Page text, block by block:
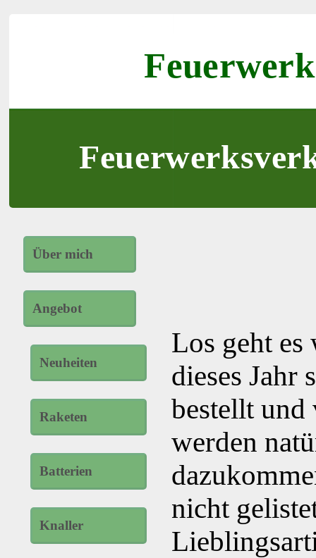
Über mich
Angebot
Neuheiten
Raketen
Batterien
Knaller
Los geht es
dieses Jahr
bestellt und
werden
nicht